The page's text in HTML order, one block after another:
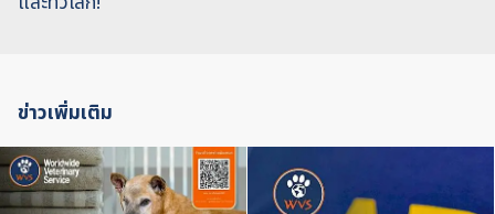
ข่าวเพิ่มเติม